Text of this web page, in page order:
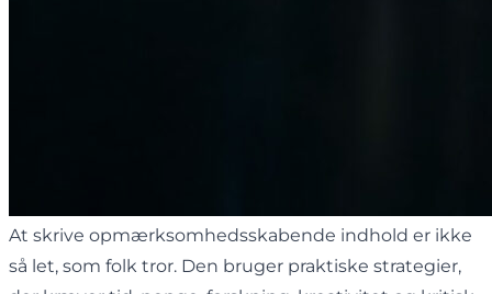
At skrive opmærksomhedsskabende indhold er ikke
så let, som folk tror. Den bruger praktiske strategier,